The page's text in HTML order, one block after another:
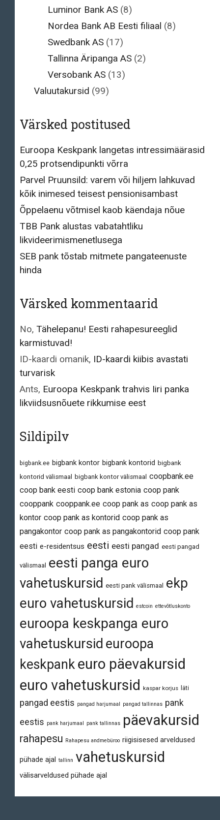
Luminor Bank AS (8)
Nordea Bank AB Eesti filiaal (8)
Swedbank AS (17)
Tallinna Äripanga AS (2)
Versobank AS (13)
Valuutakursid (99)
Värsked postitused
Euroopa Keskpank langetas intressimäärasid
0,25 protsendipunkti võrra
Parvel Pruunsild: varem või hiljem lahkuvad
kõik inimesed teisest pensionisambast
Õppelaenu võtmisel kaob käendaja nõue
TBB Pank alustas vabatahtliku
likvideerimismenetlusega
SEB pank tõstab mitmete pangateenuste
hinda
Värsked kommentaarid
No, Tähelepanu! Eesti rahapesureeglid
karmistuvad!
ID-kaardi omanik, ID-kaardi kiibis avastati
turvarisk
Ants, Euroopa Keskpank trahvis Iiri panka
likviidsusnõuete rikkumise eest
Sildipilv
bigbank.ee bigbank kontor bigbank kontorid bigbank
kontorid välismaal
bigbank kontor välismaal coopbank.ee
coop bank eesti coop bank estonia coop pank
cooppank cooppank.ee coop pank as coop pank as
kontor coop pank as kontorid coop pank as
pangakontor coop pank as pangakontorid coop pank
eesti e-residentsus eesti eesti pangad eesti pangad
välismaal eesti panga euro
vahetuskursid eesti pank välismaal ekp
euro vahetuskursid
estcoin ettevõtluskonto
euroopa keskpanga euro
vahetuskursid euroopa
keskpankeuro päevakursid
euro vahetuskursid
kaspar korjus läti
pangad eestis pangad harjumaal pangad tallinnas pank
eestis pank harjumaal pank tallinnas päevakursid
rahapesu Rahapesu andmebüroo riigisisesed arveldused
pühade ajal tallinn vahetuskursid
välisarveldused pühade ajal